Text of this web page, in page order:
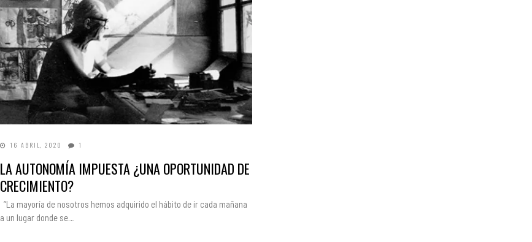
16 ABRIL, 2020 1
LA AUTONOMÍA IMPUESTA ¿UNA OPORTUNIDAD DE
CRECIMIENTO?
“La mayoría de nosotros hemos adquirido el hábito de ir cada mañana
a un lugar donde se…